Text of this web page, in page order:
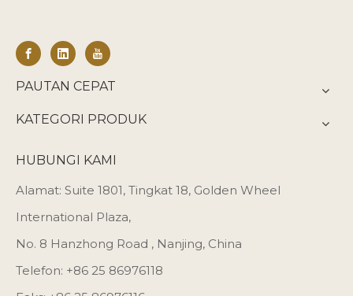
PAUTAN CEPAT
KATEGORI PRODUK
HUBUNGI KAMI
Alamat: Suite 1801, Tingkat 18, Golden Wheel
International Plaza,
No. 8 Hanzhong Road , Nanjing, China
Telefon: +86 25 86976118